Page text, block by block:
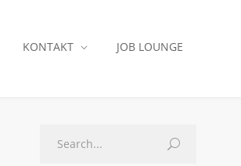
KONTAKT JOB LOUNGE